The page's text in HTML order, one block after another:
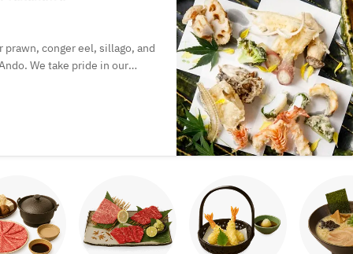
prawn, conger eel, sillago, and
We take pride in our